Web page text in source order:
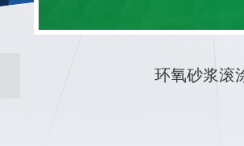
渗透剂地坪